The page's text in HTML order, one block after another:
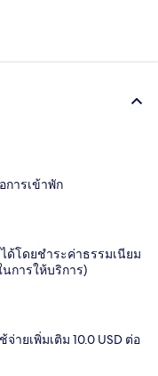
การเข้าพัก
ด้โดยชำระค่าธรรมเนียม
การให้บริการ)
ายเพิ่มเติม 10.0 USD ต่อ